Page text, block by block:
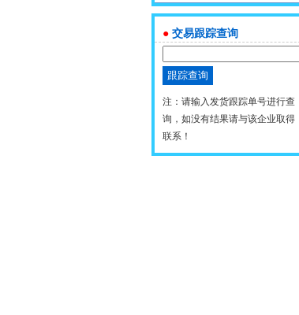
● 交易跟踪查询
注：请输入发货跟踪单号进行查
询，如没有结果请与该企业取得
联系！